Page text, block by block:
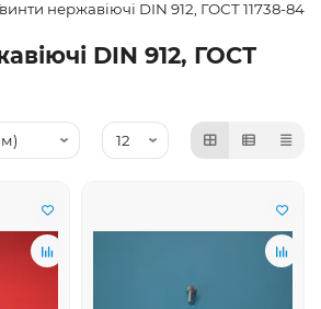
нержавіючі DIN 912, ГОСТ 11738-84
DIN 912, ГОСТ